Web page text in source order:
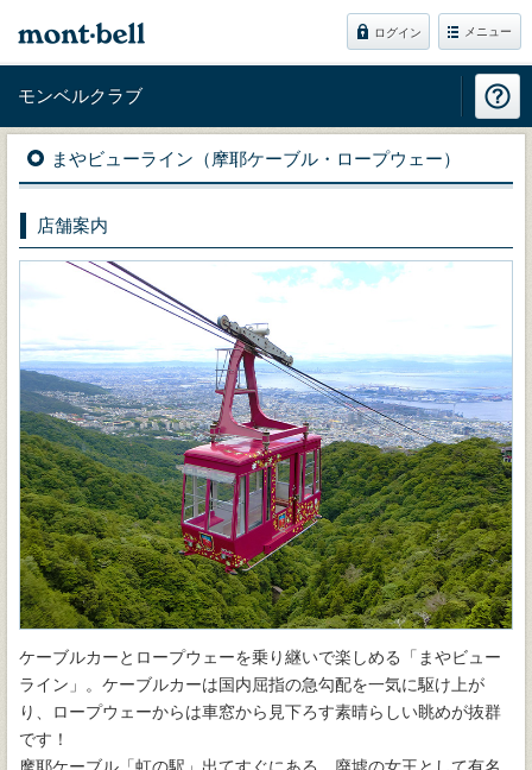
ログイン メニュー
モンベルクラブ
まやビューライン（摩耶ケーブル・ロープウェー）
店舗案内
ケーブルカーとロープウェーを乗り継いで楽しめる「まやビュー
ライン」。ケーブルカーは国内屈指の急勾配を一気に駆け上が
り、ロープウェーからは車窓から見下ろす素晴らしい眺めが抜群
です！